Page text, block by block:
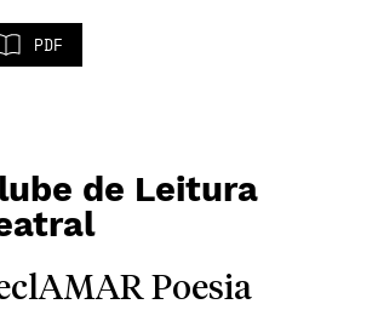
PDF
de Leitura
Poesia